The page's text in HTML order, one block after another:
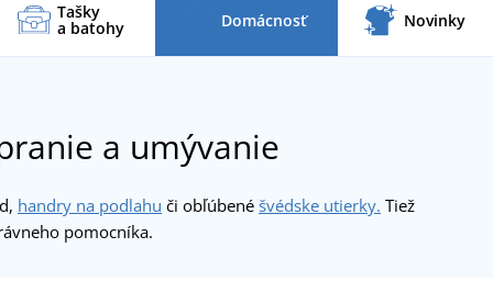
Tašky
a batohy Domácnosť Novinky
a umývanie
handry na podlahu či obľúbené švédske utierky. Tiež
pomocníka.